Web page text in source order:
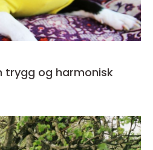
trygg og harmonisk